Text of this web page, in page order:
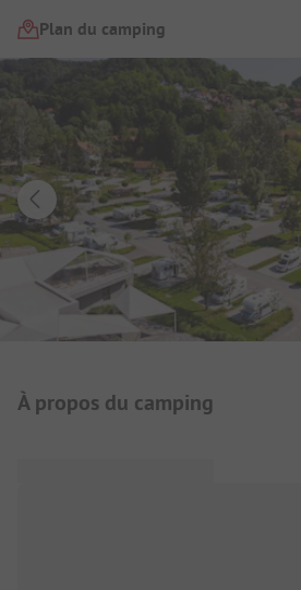
Plan du camping
Présentation du camping
À propos du camping